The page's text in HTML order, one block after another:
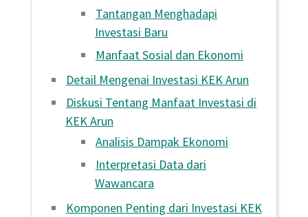
Tantangan Menghadapi
Investasi Baru
Manfaat Sosial dan Ekonomi
Detail Mengenai Investasi KEK Arun
Diskusi Tentang Manfaat Investasi di
KEK Arun
Analisis Dampak Ekonomi
Interpretasi Data dari
Wawancara
Komponen Penting dari Investasi KEK